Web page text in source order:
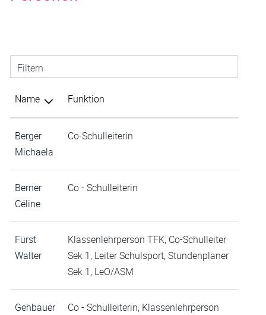
Filtern
Name Funktion
Berger
Michaela
Co-Schulleiterin
Berner
Céline
Co - Schulleiterin
Fürst
Walter
Klassenlehrperson TFK, Co-Schulleiter
Sek 1, Leiter Schulsport, Stundenplaner
Sek 1, LeO/ASM
Gehbauer
Co - Schulleiterin, Klassenlehrperson